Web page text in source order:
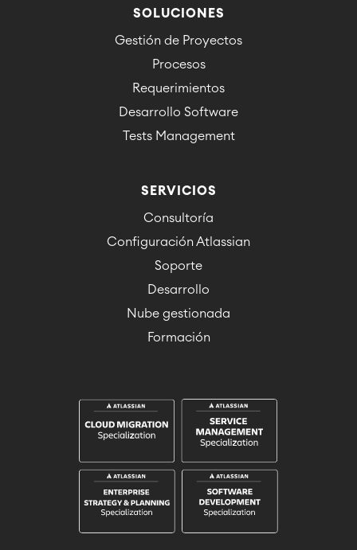
SOLUCIONES
Gestión de Proyectos
Procesos
Requerimientos
Desarrollo Software
Tests Management
SERVICIOS
Consultoría
Configuración Atlassian
Soporte
Desarrollo
Nube gestionada
Formación